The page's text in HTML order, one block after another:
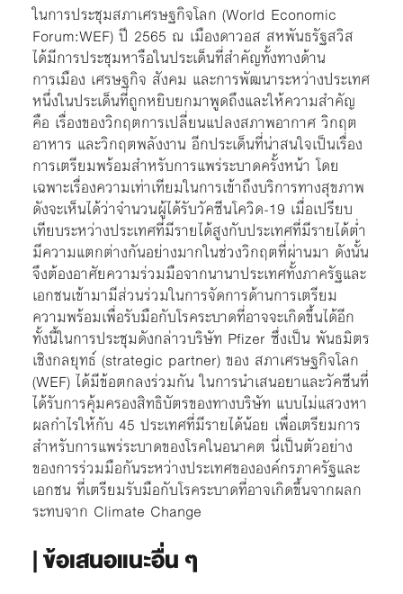
ในการประชุมสภาเศรษฐกิจโลก (World Economic
Forum:WEF) ปี 2565 ณ เมืองดาวอส สหพันธรัฐสวิส
ได้มีการประชุมหารือในประเด็นที่สำคัญทั้งทางด้าน
การเมือง เศรษฐกิจ สังคม และการพัฒนาระหว่างประเทศ
หนึ่งในประเด็นที่ถูกหยิบยกมาพูดถึงและให้ความสำคัญ
คือ เรื่องของวิกฤตการเปลี่ยนแปลงสภาพอากาศ วิกฤต
อาหาร และวิกฤตพลังงาน อีกประเด็นที่น่าสนใจเป็นเรื่อง
การเตรียมพร้อมสำหรับการแพร่ระบาดครั้งหน้า โดย
เฉพาะเรื่องความเท่าเทียมในการเข้าถึงบริการทางสุขภาพ
ดังจะเห็นได้ว่าจำนวนผู้ได้รับวัคซีนโควิด-19 เมื่อเปรียบ
เทียบระหว่างประเทศที่มีรายได้สูงกับประเทศที่มีรายได้ต่ำ
มีความแตกต่างกันอย่างมากในช่วงวิกฤตที่ผ่านมา ดังนั้น
จึงต้องอาศัยความร่วมมือจากนานาประเทศทั้งภาครัฐและ
เอกชนเข้ามามีส่วนร่วมในการจัดการด้านการเตรียม
ความพร้อมเพื่อรับมือกับโรคระบาดที่อาจจะเกิดขึ้นได้อีก
ทั้งนี้ในการประชุมดังกล่าวบริษัท Pfizer ซึ่งเป็น พันธมิตร
เชิงกลยุทธ์ (strategic partner) ของ สภาเศรษฐกิจโลก
(WEF) ได้มีข้อตกลงร่วมกัน ในการนำเสนอยาและวัคซีนที่
ได้รับการคุ้มครองสิทธิบัตรของทางบริษัท แบบไม่แสวงหา
ผลกำไรให้กับ 45 ประเทศที่มีรายได้น้อย เพื่อเตรียมการ
สำหรับการแพร่ระบาดของโรคในอนาคต นี่เป็นตัวอย่าง
ของการร่วมมือกันระหว่างประเทศขององค์กรภาครัฐและ
เอกชน ที่เตรียมรับมือกับโรคระบาดที่อาจเกิดขึ้นจากผลก
ระทบจาก Climate Change
|ข้อเสนอแนะอื่น ๆ